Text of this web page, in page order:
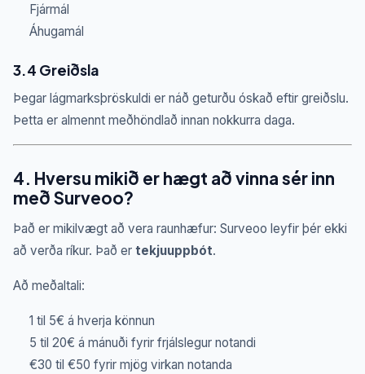
Fjármál
Áhugamál
3.4 Greiðsla
Þegar lágmarksþröskuldi er náð geturðu óskað eftir greiðslu.
Þetta er almennt meðhöndlað innan nokkurra daga.
4. Hversu mikið er hægt að vinna sér inn
með Surveoo?
Það er mikilvægt að vera raunhæfur: Surveoo leyfir þér ekki
að verða ríkur. Það er tekjuuppbót.
Að meðaltali:
1 til 5€ á hverja könnun
5 til 20€ á mánuði fyrir frjálslegur notandi
€30 til €50 fyrir mjög virkan notanda